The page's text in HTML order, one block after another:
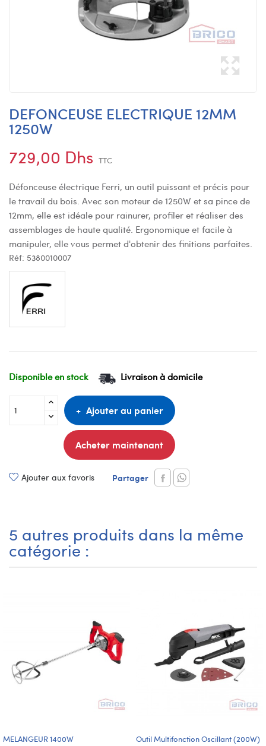
DEFONCEUSE ELECTRIQUE 12MM
1250W
729,00 Dhs TTC
Défonceuse électrique Ferri, un outil puissant et précis pour
le travail du bois. Avec son moteur de 1250W et sa pince de
12mm, elle est idéale pour rainurer, profiler et réaliser des
assemblages de haute qualité. Ergonomique et facile à
manipuler, elle vous permet d'obtenir des finitions parfaites.
Réf: 5380010007
Disponible en stock Livraison à domicile
Ajouter au panier
Acheter maintenant
Ajouter aux favoris Partager
5 autres produits dans la même
catégorie :
MELANGEUR 1400W Outil Multifonction Oscillant (200W)